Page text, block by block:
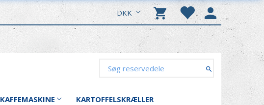
DKK
KAFFEMASKINE KARTOFFELSKRÆLLER